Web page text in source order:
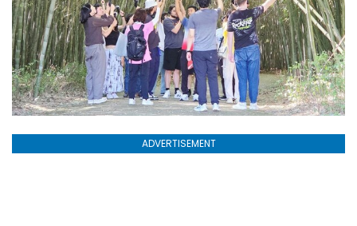
ADVERTISEMENT